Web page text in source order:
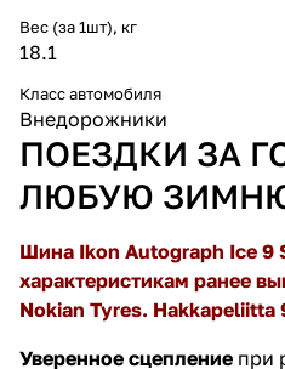
Вес (за 1шт), кг
18.1
Класс автомобиля
Внедорожники
ПОЕЗДКИ ЗА
ЛЮБУЮ
Шина Ikon Autograph Ice 9
характеристикам ранее
Nokian Tyres. Hakkapeliitta
Уверенное сцепление при